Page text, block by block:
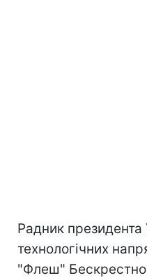
Радник президента
технологічних
"Флеш"